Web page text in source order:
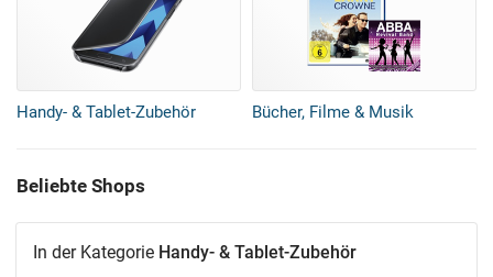
Handy- & Tablet-Zubehör Bücher, Filme & Musik
Beliebte Shops
In der Kategorie Handy- & Tablet-Zubehör